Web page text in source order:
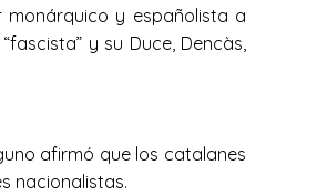
monárquico y españolista a
y su Duce, Dencàs,
afirmó que los catalanes
nacionalistas.